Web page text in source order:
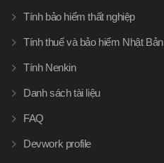
Tính bảo hiểm thất nghiệp
Tính thuế và bảo hiểm Nhật Bản
Tính Nenkin
Danh sách tài liệu
FAQ
Devwork profile